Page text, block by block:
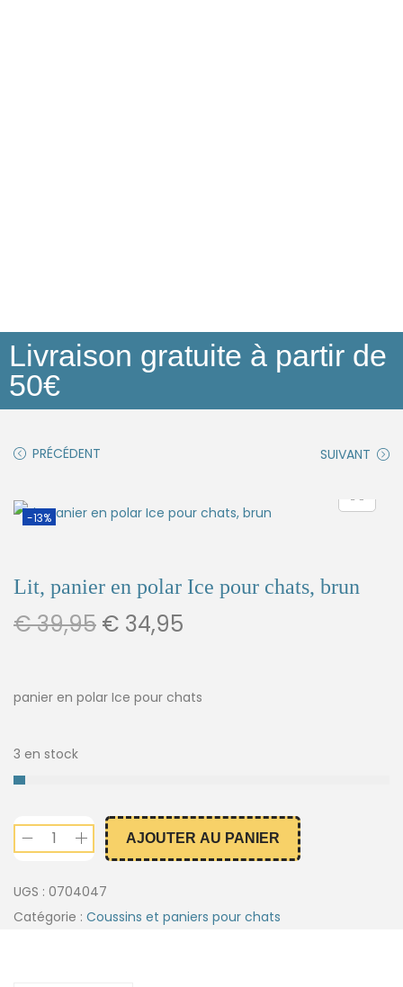
Livraison gratuite à partir de
50€
PRÉCÉDENT SUIVANT
-13%
Lit, panier en polar Ice pour chats, brun
€39,95 € 34,95
panier en polar Ice pour chats
3 en stock
AJOUTER AU PANIER
UGS : 0704047
Catégorie : Coussins et paniers pour chats